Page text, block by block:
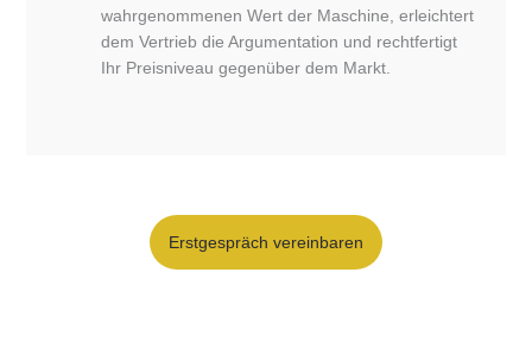
wahrgenommenen Wert der Maschine, erleichtert
dem Vertrieb die Argumentation und rechtfertigt
Ihr Preisniveau gegenüber dem Markt.
Erstgespräch vereinbaren